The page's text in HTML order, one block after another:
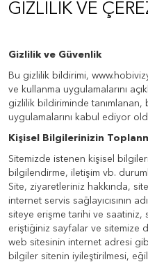
GIZLILIK VE
Gizlilik ve Güvenlik
Bu gizlilik bildirimi,
ve kullanma uygulamalarını
gizlilik bildiriminde
uygulamalarını kabul ediyor
Kişisel Bilgilerinizin
Sitemizde istenen kişisel
bilgilendirme, iletişim vb.
Site, ziyaretleriniz hakkında,
internet servis sağlayıcısının
siteye erişme tarihi ve saatiniz,
eriştiğiniz sayfalar ve sitemize
web sitesinin internet adresi
bilgiler sitenin iyileştirilmesi,